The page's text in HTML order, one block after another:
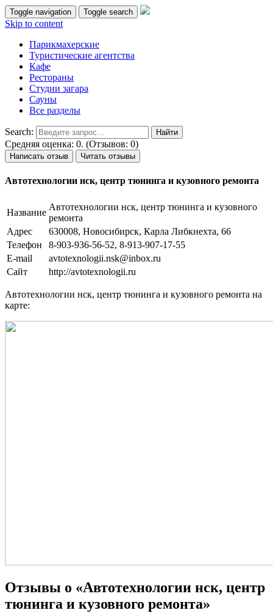
Toggle navigation Toggle search
Skip to content
Парикмахерские
Туристические агентства
Кафе
Рестораны
Студии загара
Сауны
Все разделы
Search:
Средняя оценка: 0. (Отзывов: 0)
Написать отзыв Читать отзывы
Автотехнологии нск, центр тюнинга и кузовного ремонта
Название
Автотехнологии нск, центр тюнинга и кузовного
ремонта
Адрес
630008, Новосибирск, Карла Либкнехта, 66
Телефон
8-903-936-56-52, 8-913-907-17-55
E-mail
avtotexnologii.nsk@inbox.ru
Сайт
http://avtotexnologii.ru
Автотехнологии нск, центр тюнинга и кузовного ремонта на
карте:
Отзывы о «Автотехнологии нск, центр
тюнинга и кузовного ремонта»